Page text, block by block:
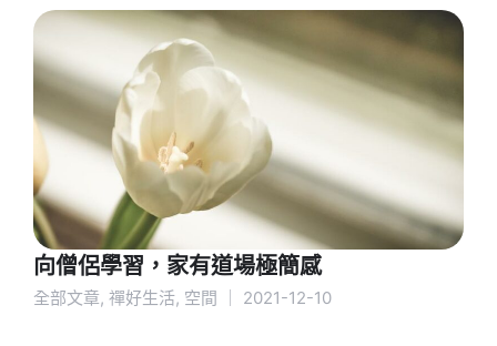
向僧侶學習，家有道場極簡感
全部文章, 禪好生活, 空間 2021-12-10